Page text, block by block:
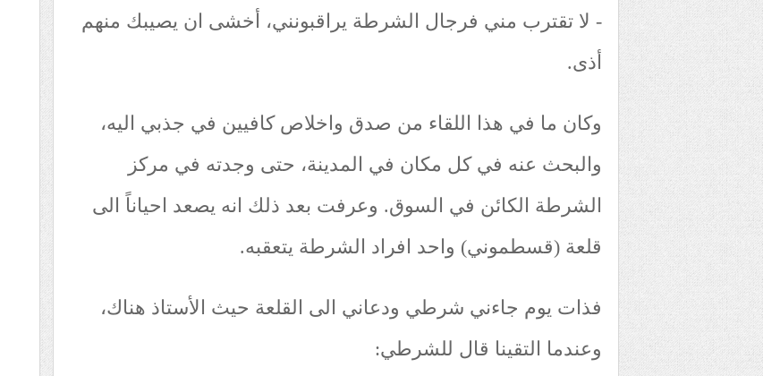
- لا تقترب مني فرجال الشرطة يراقبونني، أخشى ان يصيبك منهم
أذى.
وكان ما في هذا اللقاء من صدق واخلاص كافيين في جذبي اليه،
والبحث عنه في كل مكان في المدينة، حتى وجدته في مركز
الشرطة الكائن في السوق. وعرفت بعد ذلك انه يصعد احياناً الى
قلعة (قسطموني) واحد افراد الشرطة يتعقبه.
فذات يوم جاءني شرطي ودعاني الى القلعة حيث الأستاذ هناك،
وعندما التقينا قال للشرطي: